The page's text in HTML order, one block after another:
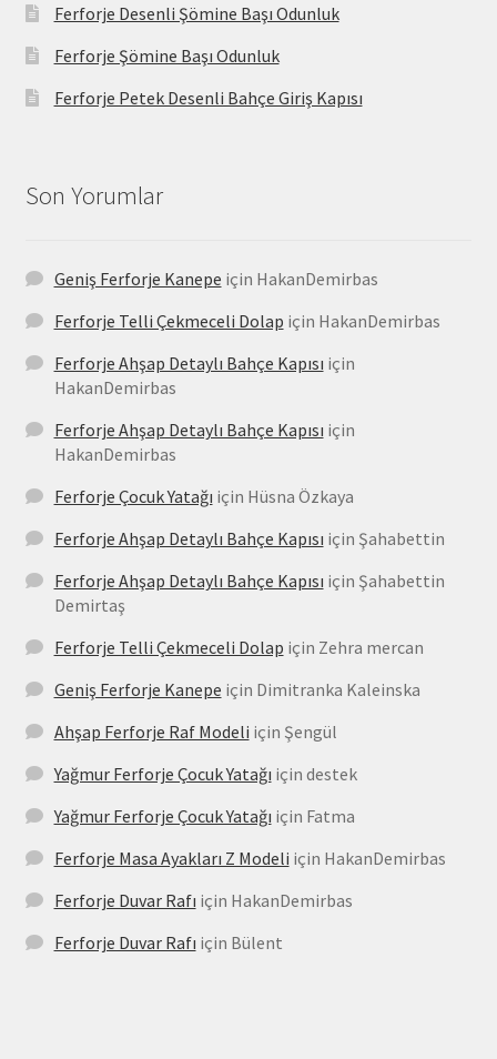
Ferforje Desenli Şömine Başı Odunluk
Ferforje Şömine Başı Odunluk
Ferforje Petek Desenli Bahçe Giriş Kapısı
Son Yorumlar
Geniş Ferforje Kanepe için HakanDemirbas
Ferforje Telli Çekmeceli Dolap için HakanDemirbas
Ferforje Ahşap Detaylı Bahçe Kapısı için
HakanDemirbas
Ferforje Ahşap Detaylı Bahçe Kapısı için
HakanDemirbas
Ferforje Çocuk Yatağı için Hüsna Özkaya
Ferforje Ahşap Detaylı Bahçe Kapısı için Şahabettin
Ferforje Ahşap Detaylı Bahçe Kapısı için Şahabettin
Demirtaş
Ferforje Telli Çekmeceli Dolap için Zehra mercan
Geniş Ferforje Kanepe için Dimitranka Kaleinska
Ahşap Ferforje Raf Modeli için Şengül
Yağmur Ferforje Çocuk Yatağı için destek
Yağmur Ferforje Çocuk Yatağı için Fatma
Ferforje Masa Ayakları Z Modeli için HakanDemirbas
Ferforje Duvar Rafı için HakanDemirbas
Ferforje Duvar Rafı için Bülent